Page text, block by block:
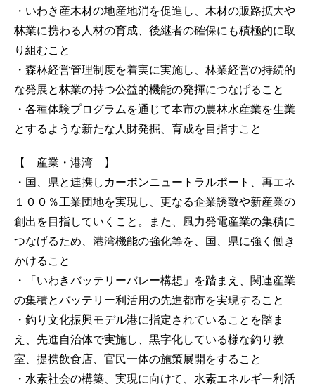
・いわき産木材の地産地消を促進し、木材の販路拡大や
林業に携わる人材の育成、後継者の確保にも積極的に取
り組むこと
・森林経営管理制度を着実に実施し、林業経営の持続的
な発展と林業の持つ公益的機能の発揮につなげること
・各種体験プログラムを通じて本市の農林水産業を生業
とするような新たな人財発掘、育成を目指すこと
【 産業・港湾 】
・国、県と連携しカーボンニュートラルポート、再エネ
１００％工業団地を実現し、更なる企業誘致や新産業の
創出を目指していくこと。また、風力発電産業の集積に
つなげるため、港湾機能の強化等を、国、県に強く働き
かけること
・「いわきバッテリーバレー構想」を踏まえ、関連産業
の集積とバッテリー利活用の先進都市を実現すること
・釣り文化振興モデル港に指定されていることを踏ま
え、先進自治体で実施し、黒字化している様な釣り教
室、提携飲食店、官民一体の施策展開をすること
・水素社会の構築、実現に向けて、水素エネルギー利活